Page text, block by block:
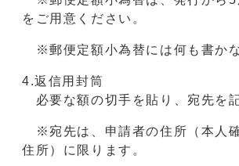
をご用意ください。
※郵便定額小為替には何も書かな
4.返信用封筒
必要な額の切手を貼り、宛先を
※宛先は、申請者の住所（本人
住所）に限ります。